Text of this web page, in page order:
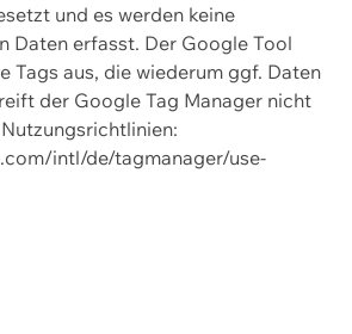
und es werden keine
Daten erfasst. Der Google Tool
Tags aus, die wiederum ggf. Daten
der Google Tag Manager nicht
intl/de/tagmanager/use-